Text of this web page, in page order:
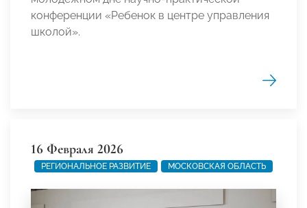
конференции «Ребенок в центре управления
школой».
16 Февраля 2026
РЕГИОНАЛЬНОЕ РАЗВИТИЕ МОСКОВСКАЯ ОБЛАСТЬ